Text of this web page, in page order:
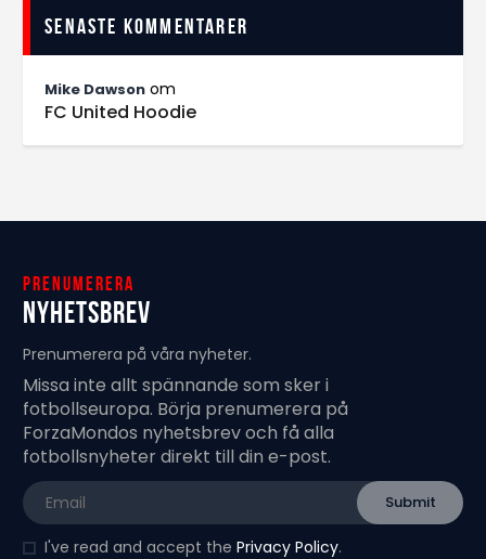
Senaste kommentarer
Mike Dawson om
FC United Hoodie
Prenumerera
Nyhetsbrev
Prenumerera på våra nyheter.
Missa inte allt spännande som sker i
fotbollseuropa. Börja prenumerera på
ForzaMondos nyhetsbrev och få alla
fotbollsnyheter direkt till din e-post.
I've read and accept the Privacy Policy.